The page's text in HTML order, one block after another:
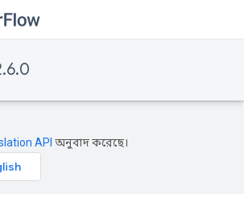
API অনুবাদ করেছে।